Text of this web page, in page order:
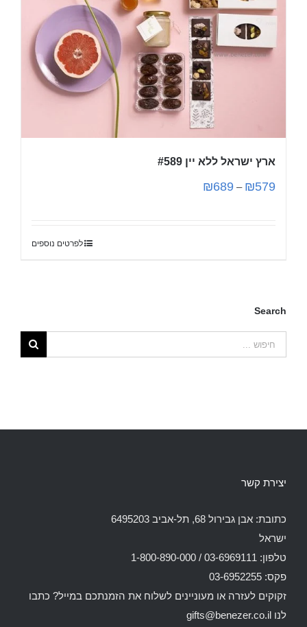
ארץ ישראל ללא יין #589
₪579
–
₪689
לפרטים נוספים
Search
יצירת קשר
כתובת: אבן גבירול 68, תל-אביב 6495203
ישראל
טלפון: 03-6969111 / 1-800-890-000
פקס: 03-6952255
זקוקים לעזרה או מעוניינים לשלוח את הזמנתכם במייל? כתבו
לנו gifts@benezer.co.il